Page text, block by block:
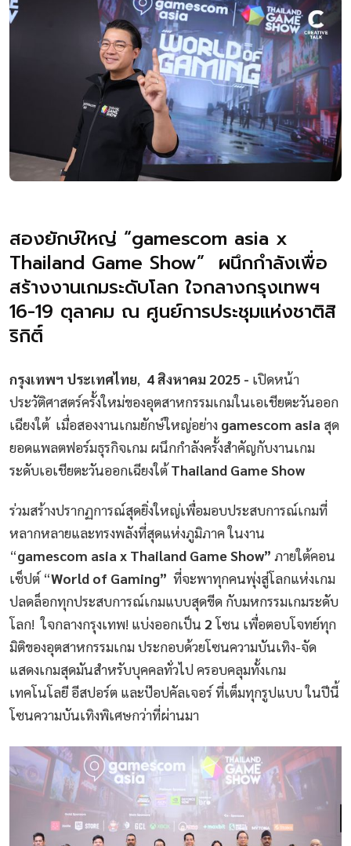
สองยักษ์ใหญ่ “gamescom asia x
Thailand Game Show” ผนึกกำลังเพื่อ
สร้างงานเกมระดับโลก ใจกลางกรุงเทพฯ
16-19 ตุลาคม ณ ศูนย์การประชุมแห่งชาติสิ
ริกิติ์
กรุงเทพฯ ประเทศไทย, 4 สิงหาคม 2025 - เปิดหน้า
ประวัติศาสตร์ครั้งใหม่ของอุตสาหกรรมเกมในเอเชียตะวันออก
เฉียงใต้ เมื่อสองงานเกมยักษ์ใหญ่อย่าง gamescom asia สุด
ยอดแพลตฟอร์มธุรกิจเกม ผนึกกำลังครั้งสำคัญกับงานเกม
ระดับเอเชียตะวันออกเฉียงใต้Thailand Game Show
ร่วมสร้างปรากฏการณ์สุดยิ่งใหญ่เพื่อมอบประสบการณ์เกมที่
หลากหลายและทรงพลังที่สุดแห่งภูมิภาค ในงาน
“gamescom asia x Thailand Game Show” ภายใต้คอน
เซ็ปต์ “World of Gaming” ที่จะพาทุกคนพุ่งสู่โลกแห่งเกม
ปลดล็อกทุกประสบการณ์เกมแบบสุดขีด กับมหกรรมเกมระดับ
โลก! ใจกลางกรุงเทพ! แบ่งออกเป็น 2โซน เพื่อตอบโจทย์ทุก
มิติของอุตสาหกรรมเกม ประกอบด้วยโซนความบันเทิง-จัด
แสดงเกมสุดมันสำหรับบุคคลทั่วไป ครอบคลุมทั้งเกม
เทคโนโลยี อีสปอร์ต และป๊อปคัลเจอร์ ที่เต็มทุกรูปแบบ ในปีนี้
โซนความบันเทิงพิเศษกว่าที่ผ่านมา